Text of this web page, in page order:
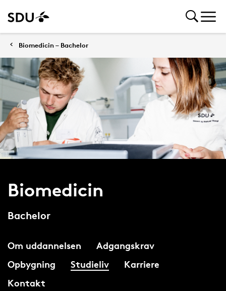
Biomedicin – Bachelor
Biomedicin
Bachelor
Om uddannelsen
Adgangskrav
Opbygning
Studieliv
Karriere
Kontakt